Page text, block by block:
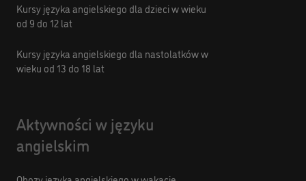
Kursy języka angielskiego dla dzieci w wieku
od 9 do 12 lat
Kursy języka angielskiego dla nastolatków w
wieku od 13 do 18 lat
Aktywności w języku
angielskim